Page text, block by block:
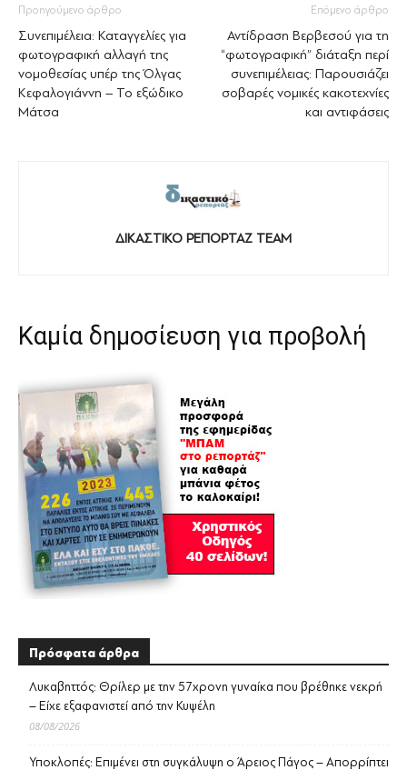
Προηγούμενο άρθρο
Συνεπιμέλεια: Καταγγελίες για
φωτογραφική αλλαγή της
νομοθεσίας υπέρ της Όλγας
Κεφαλογιάννη – Το εξώδικο
Μάτσα
Επόμενο άρθρο
Αντίδραση Βερβεσού για τη
“φωτογραφική” διάταξη περί
συνεπιμέλειας: Παρουσιάζει
σοβαρές νομικές κακοτεχνίες
και αντιφάσεις
ΔΙΚΑΣΤΙΚΟ ΡΕΠΟΡΤΑΖ TEAM
Καμία δημοσίευση για προβολή
Πρόσφατα άρθρα
Λυκαβηττός: Θρίλερ με την 57χρονη γυναίκα που βρέθηκε νεκρή
– Είχε εξαφανιστεί από την Κυψέλη
08/08/2026
Υποκλοπές: Επιμένει στη συγκάλυψη ο Άρειος Πάγος – Απορρίπτει